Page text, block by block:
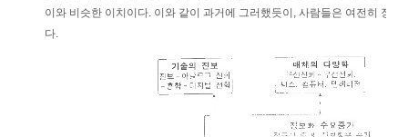
이와 비슷한 이치이다. 이와 같이 과거에 그러했듯이, 사람들은 여전히 장
다.